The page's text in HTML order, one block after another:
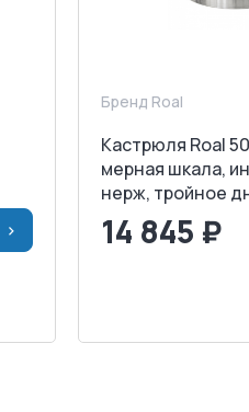
>
Бренд Roal
Кастрюля Roal
мерная шкала,
нерж, тройное
14 845 ₽